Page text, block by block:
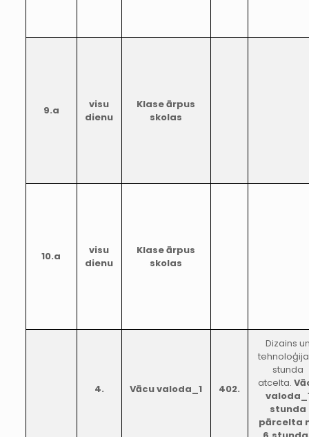
9.a
visu
dienu
Klase ārpus
skolas
10.a
visu
dienu
Klase ārpus
skolas
4. Vācu valoda_1 402.
Dizains
stunda
atcelta.
stunda
pārcelta